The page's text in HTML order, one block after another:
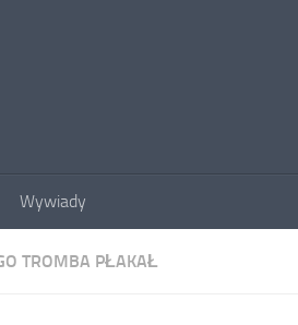
Wywiady
TROMBA PŁAKAŁ